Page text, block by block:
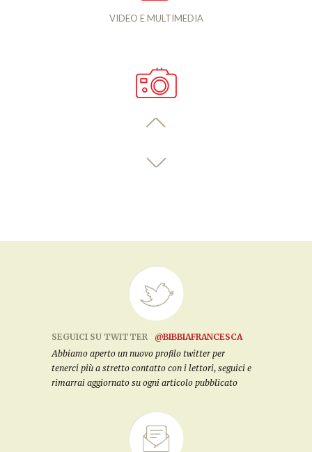
VIDEO E MULTIMEDIA
SEGUICI SU TWITTER
@BIBBIAFRANCESCA
Abbiamo aperto un nuovo profilo twitter per
tenerci più a stretto contatto con i lettori, seguici e
rimarrai aggiornato su ogni articolo pubblicato